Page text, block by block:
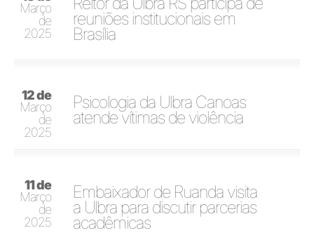
Março
de
2025
reuniões institucionais em
Brasília
12 de
Março
de
2025
Psicologia da Ulbra Canoas
atende vítimas de violência
11 de
Março
de
2025
Embaixador de Ruanda visita
a Ulbra para discutir parcerias
acadêmicas